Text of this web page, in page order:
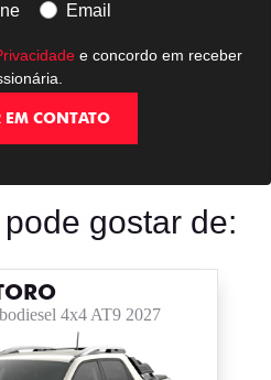
Email
e concordo em receber
EM CONTATO
gostar de:
4x4 AT9 2027